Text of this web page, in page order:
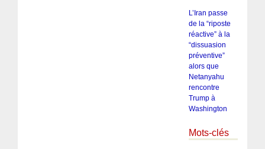
L’Iran passe
de la “riposte
réactive” à la
“dissuasion
préventive”
alors que
Netanyahu
rencontre
Trump à
Washington
Mots-clés